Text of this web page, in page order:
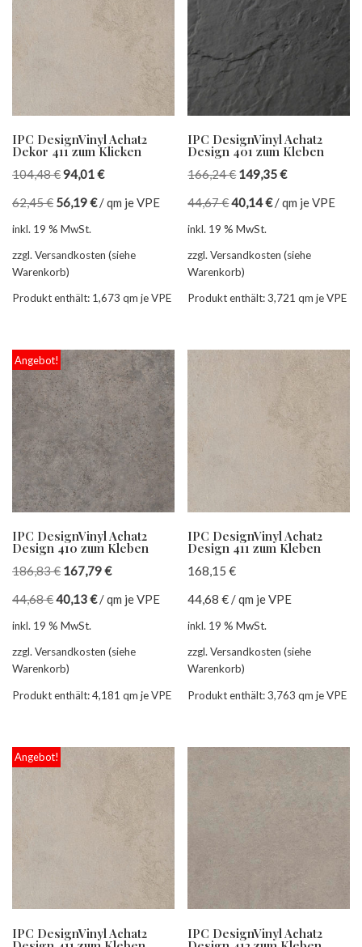
IPC DesignVinyl Achat2
Dekor 411 zum Klicken
104,48€94,01€
62,45€ 56,19€/qm je VPE
inkl. 19 % MwSt.
zzgl. Versandkosten (siehe
Warenkorb)
Produkt enthält: 1,673 qm je VPE
IPC DesignVinyl Achat2
Design 401 zum Kleben
166,24€ 149,35€
44,67€40,14€/qm je VPE
inkl. 19 % MwSt.
zzgl. Versandkosten (siehe
Warenkorb)
Produkt enthält: 3,721qm je VPE
Angebot!
IPC DesignVinyl Achat2
Design 410 zum Kleben
186,83€ 167,79€
44,68€40,13€/qm je VPE
inkl. 19 % MwSt.
zzgl. Versandkosten (siehe
Warenkorb)
Produkt enthält: 4,181 qm je VPE
IPC DesignVinyl Achat2
Design 411 zum Kleben
168,15€
44,68€/qm je VPE
inkl. 19 % MwSt.
zzgl. Versandkosten (siehe
Warenkorb)
Produkt enthält: 3,763qm je VPE
Angebot!
IPC DesignVinyl Achat2 IPC DesignVinyl Achat2